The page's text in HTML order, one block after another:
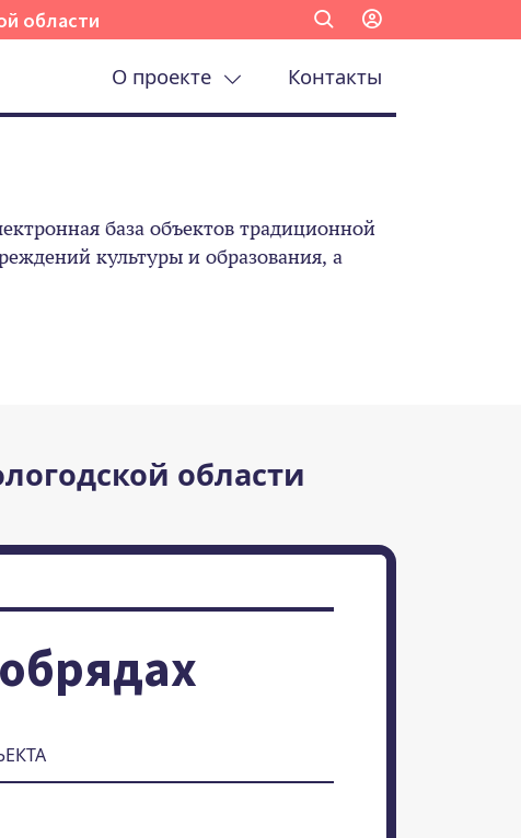
области
О проекте Контакты
база объектов традиционной
культуры и образования, а
области